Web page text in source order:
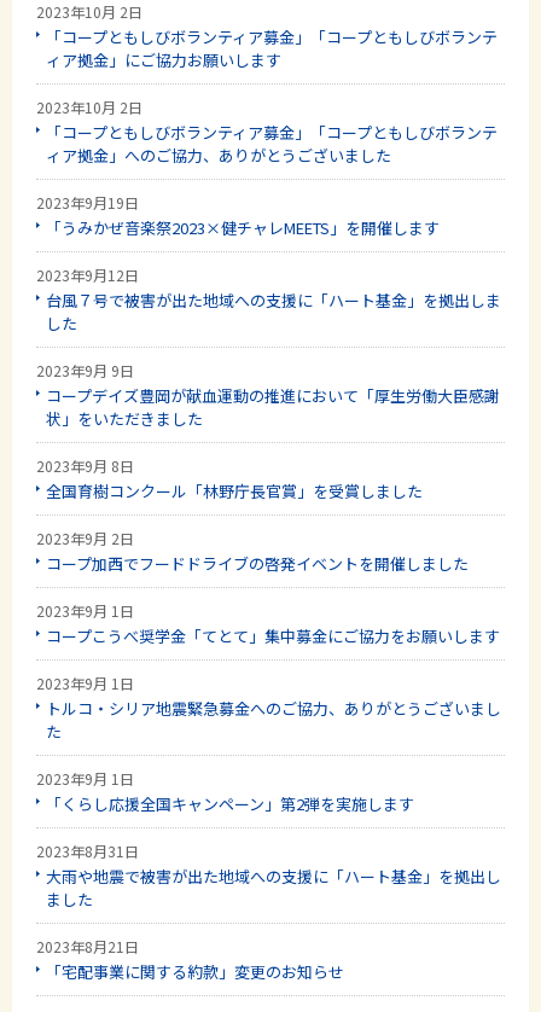
2023年10月 2日
「コープともしびボランティア募金」「コープともしびボランテ
ィア拠金」にご協力お願いします
2023年10月 2日
「コープともしびボランティア募金」「コープともしびボランテ
ィア拠金」へのご協力、ありがとうございました
2023年9月19日
「うみかぜ音楽祭2023×健チャレMEETS」を開催します
2023年9月12日
台風７号で被害が出た地域への支援に「ハート基金」を拠出しま
した
2023年9月 9日
コープデイズ豊岡が献血運動の推進において「厚生労働大臣感謝
状」をいただきました
2023年9月 8日
全国育樹コンクール「林野庁長官賞」を受賞しました
2023年9月 2日
コープ加西でフードドライブの啓発イベントを開催しました
2023年9月 1日
コープこうべ奨学金「てとて」集中募金にご協力をお願いします
2023年9月 1日
トルコ・シリア地震緊急募金へのご協力、ありがとうございまし
た
2023年9月 1日
「くらし応援全国キャンペーン」第2弾を実施します
2023年8月31日
大雨や地震で被害が出た地域への支援に「ハート基金」を拠出し
ました
2023年8月21日
「宅配事業に関する約款」変更のお知らせ